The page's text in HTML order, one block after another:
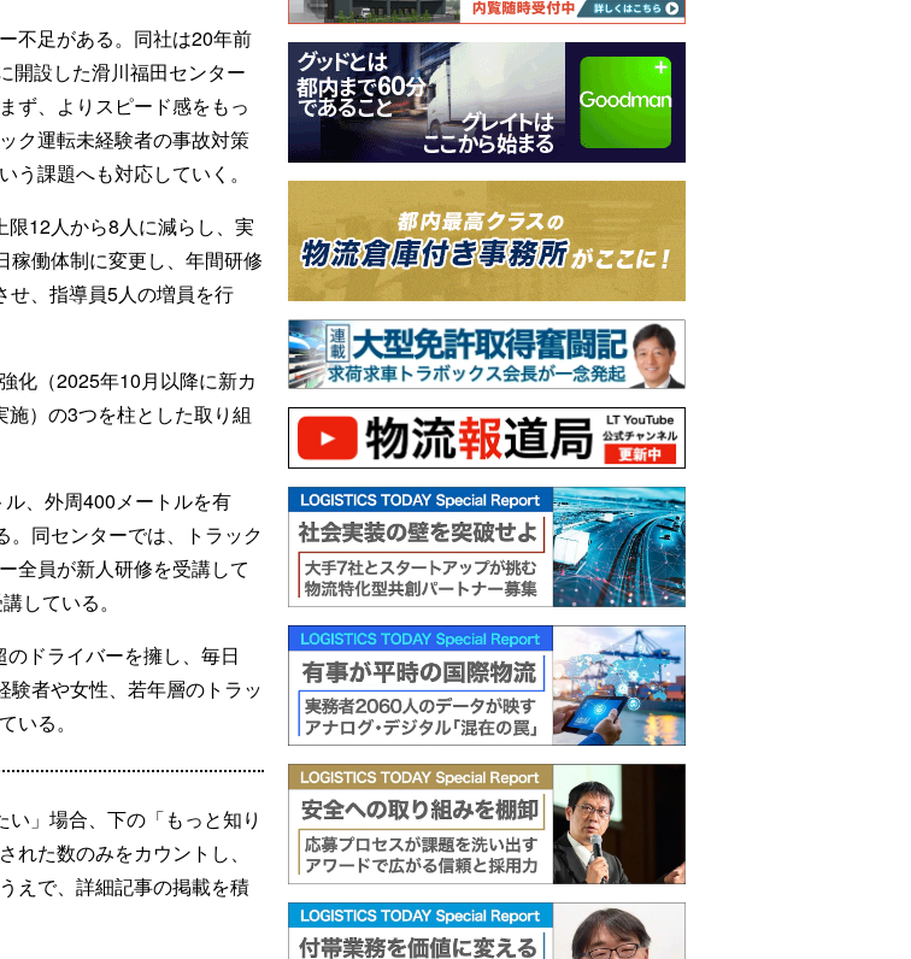
不足がある。同社は20年前
開設した滑川福田センター
ず、よりスピード感をもっ
ク運転未経験者の事故対策
課題へも対応していく。
12人から8人に減らし、実
稼働体制に変更し、年間研修
せ、指導員5人の増員を行
化（2025年10月以降に新カ
）の3つを柱とした取り組
、外周400メートルを有
。同センターでは、トラック
全員が新人研修を受講して
している。
ドライバーを擁し、毎日
者や女性、若年層のトラッ
いる。
」場合、下の「もっと知り
た数のみをカウントし、
えで、詳細記事の掲載を積